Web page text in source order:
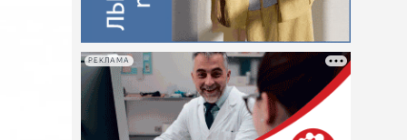
РЕКЛАМА